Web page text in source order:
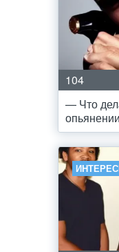
104
— Что
опьянении